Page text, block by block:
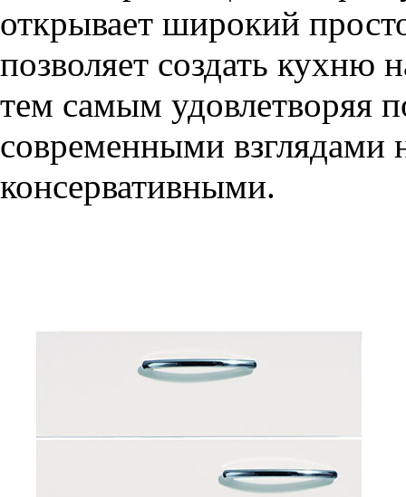
открывает широкий
позволяет создать кухню
тем самым удовлетворяя
современными взглядами
консервативными.